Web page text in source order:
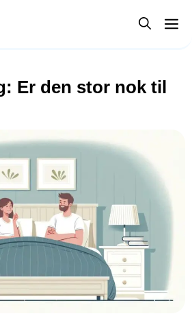
Er den stor nok til